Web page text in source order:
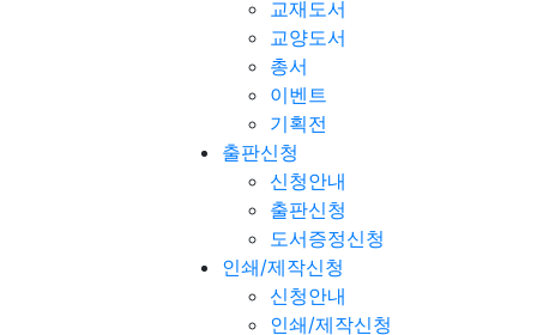
교재도서
교양도서
총서
이벤트
기획전
출판신청
신청안내
출판신청
도서증정신청
인쇄/제작신청
신청안내
인쇄/제작신청